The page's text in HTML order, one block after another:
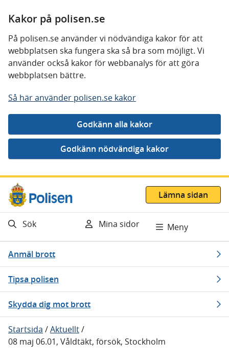
Kakor på polisen.se
På polisen.se använder vi nödvändiga kakor för att
webbplatsen ska fungera ska så bra som möjligt. Vi
använder också kakor för webbanalys för att göra
webbplatsen bättre.
Så här använder polisen.se kakor
Gå direkt till innehåll
Lämna sidan
Sök Mina sidor Meny
Anmäl brott
Tipsa polisen
Skydda dig mot brott
Startsida /Aktuellt/
08 maj 06.01, Våldtäkt, försök, Stockholm